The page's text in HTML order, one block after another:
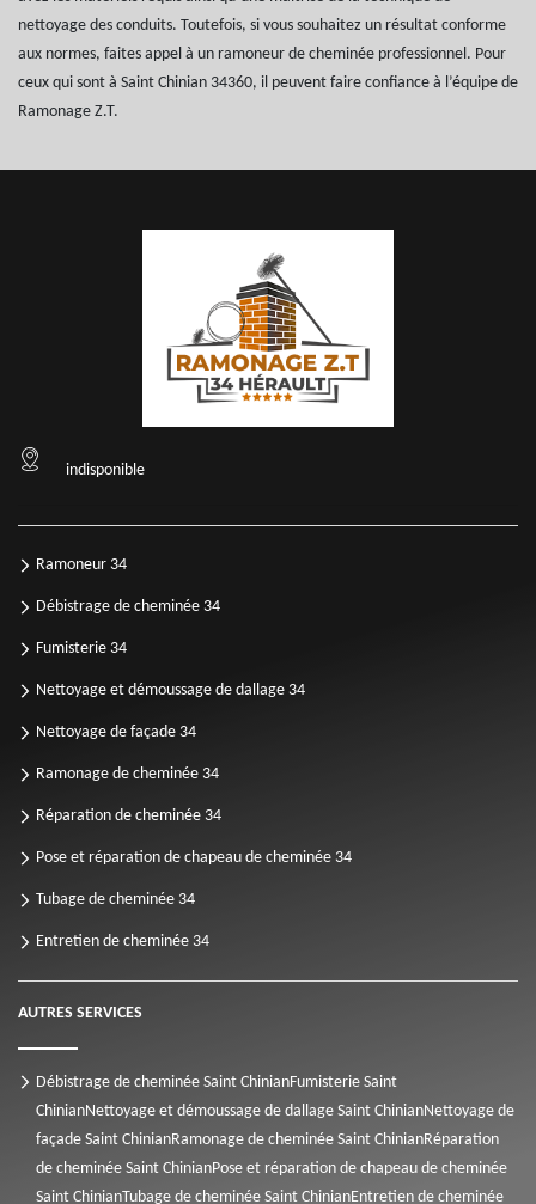
nettoyage des conduits. Toutefois, si vous souhaitez un résultat conforme
aux normes, faites appel à un ramoneur de cheminée professionnel. Pour
ceux qui sont à Saint Chinian 34360, il peuvent faire confiance à l’équipe de
Ramonage Z.T.
indisponible
Ramoneur 34
Débistrage de cheminée 34
Fumisterie 34
Nettoyage et démoussage de dallage 34
Nettoyage de façade 34
Ramonage de cheminée 34
Réparation de cheminée 34
Pose et réparation de chapeau de cheminée 34
Tubage de cheminée 34
Entretien de cheminée 34
AUTRES SERVICES
Débistrage de cheminée Saint ChinianFumisterie Saint
ChinianNettoyage et démoussage de dallage Saint ChinianNettoyage de
façade Saint ChinianRamonage de cheminée Saint ChinianRéparation
de cheminée Saint ChinianPose et réparation de chapeau de cheminée
Saint ChinianTubage de cheminée Saint ChinianEntretien de cheminée